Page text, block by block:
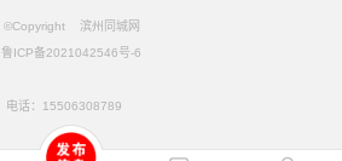
©Copyright 滨州同城网
鲁ICP备2021042546号-6
电话： 15506308789